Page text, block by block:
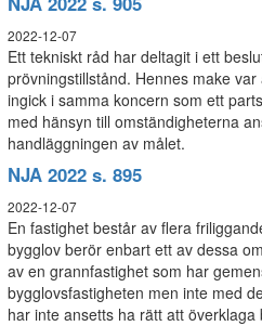
2022-12-07
Ett tekniskt råd har deltagit i ett
prövningstillstånd. Hennes make
ingick i samma koncern som ett
med hänsyn till omständigheterna
handläggningen av målet.
NJA 2022 s. 895
2022-12-07
En fastighet består av flera
bygglov berör enbart ett av dessa
av en grannfastighet som har
bygglovsfastigheten men inte med
har inte ansetts ha rätt att överklaga